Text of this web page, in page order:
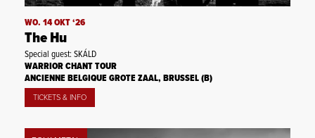
WO. 14 OKT ‘26
The Hu
Special guest: SKÁLD
WARRIOR CHANT TOUR
ANCIENNE BELGIQUE GROTE ZAAL, BRUSSEL (B)
TICKETS & INFO